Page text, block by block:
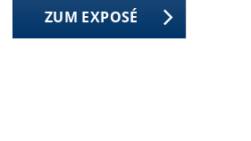
ZUM EXPOSÉ